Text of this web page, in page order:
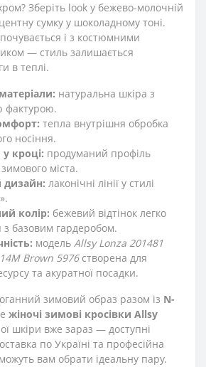
Зберіть look у бежево-молочній
сумку у шоколадному тоні.
і з костюмними
— стиль залишається
в теплі.
натуральна шкіра з
фактурою.
тепла внутрішня обробка
носіння.
у кроці: продуманий профіль
міста.
дизайн: лаконічні лінії у стилі
колір: бежевий відтінок легко
з базовим гардеробом.
модель Allsy Lonza 201481
Brown 5976створена для
та акуратної посадки.
зимовий образ разом із N-
жіночі зимові кросівки Allsy
шкіри вже зараз — доступні
по Україні та професійна
вам обрати ідеальну пару.